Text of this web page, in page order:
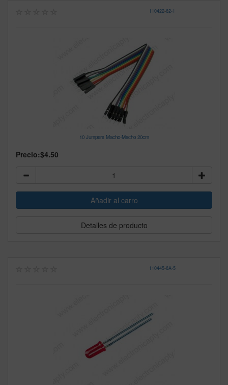
110422-62-1
10 Jumpers Macho-Macho 20cm
Precio:$4.50
Detalles de producto
110445-6A-5